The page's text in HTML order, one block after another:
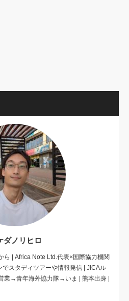
ダノリヒロ
ら | Africa Note Ltd.代表×国際協力機関
スタディツアーや情報発信 | JICAル
業→青年海外協力隊→いま | 熊本出身 |